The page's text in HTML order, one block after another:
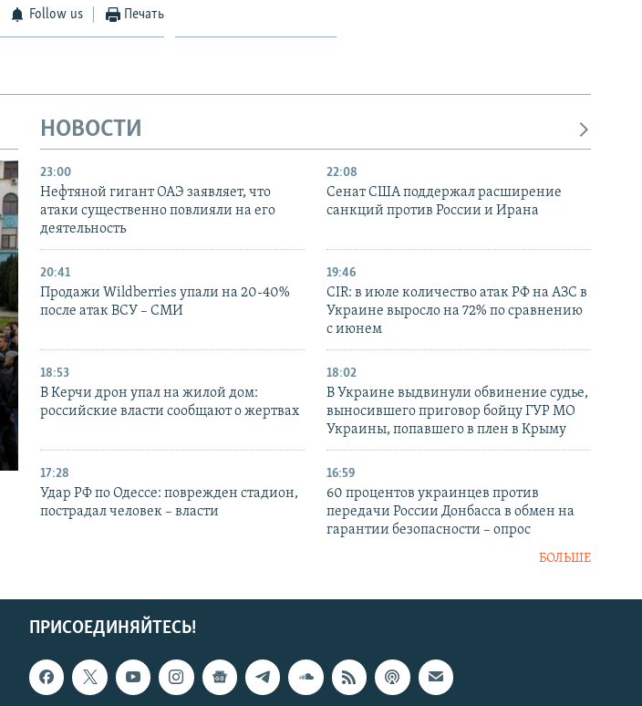
Follow us Печать
НОВОСТИ
23:00
Нефтяной гигант ОАЭ заявляет, что
атаки существенно повлияли на его
деятельность
22:08
Сенат США поддержал расширение
санкций против России и Ирана
20:41
Продажи Wildberries упали на 20-40%
после атак ВСУ – СМИ
19:46
CIR: в июле количество атак РФ на АЗС в
Украине выросло на 72% по сравнению
с июнем
18:53
В Керчи дрон упал на жилой дом:
российские власти сообщают о жертвах
18:02
В Украине выдвинули обвинение судье,
выносившего приговор бойцу ГУР МО
Украины, попавшего в плен в Крыму
17:28
Удар РФ по Одессе: поврежден стадион,
пострадал человек – власти
16:59
60 процентов украинцев против
передачи России Донбасса в обмен на
гарантии безопасности – опрос
БОЛЬШЕ
ПРИСОЕДИНЯЙТЕСЬ!